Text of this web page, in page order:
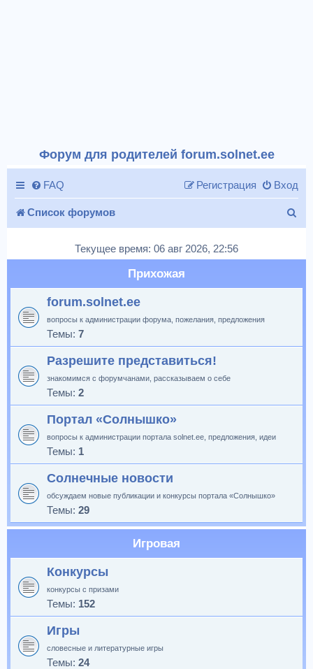
Форум для родителей forum.solnet.ee
FAQ Вход
Регистрация
Список форумов
и
Текущее время: 06 авг 2026, 22:56
Прихожая
forum.solnet.ee
вопросы к администрации форума, пожелания, предложения
Темы: 7
Разрешите представиться!
знакомимся с форумчанами, рассказываем о себе
Темы: 2
Портал «Солнышко»
вопросы к администрации портала solnet.ee, предложения, идеи
Темы: 1
Солнечные новости
обсуждаем новые публикации и конкурсы портала «Солнышко»
Темы: 29
Игровая
Конкурсы
конкурсы с призами
Темы: 152
Игры
словесные и литературные игры
Темы: 24